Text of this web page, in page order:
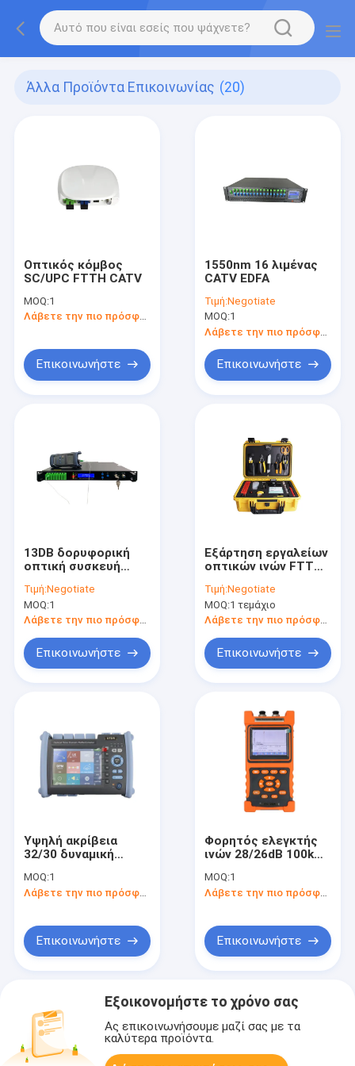
Άλλα Προϊόντα Επικοινωνίας (20)
Οπτικός κόμβος
SC/UPC FTTH CATV
MOQ:1
Λάβετε την πιο πρόσφατη τιμή
Επικοινωνήστε
1550nm 16 λιμένας
CATV EDFA
Τιμή:Negotiate
MOQ:1
Επικοινωνήστε
13DB δορυφορική
οπτική συσκευή
CATV
Τιμή:Negotiate
MOQ:1
Λάβετε την πιο πρόσφατη τιμή
Επικοινωνήστε
Εξάρτηση εργαλείων
οπτικών ινών FTTH
Τιμή:Negotiate
MOQ:1 τεμάχιο
Επικοινωνήστε
Υψηλή ακρίβεια
32/30 δυναμική
Reflectometer
χρονικών περιοχών
MOQ:1
Λάβετε την πιο πρόσφατη τιμή
Επικοινωνήστε
Φορητός ελεγκτής
ινών 28/26dB 100km
MOQ:1
Επικοινωνήστε
Εξοικονομήστε το χρόνο σας
Ας επικοινωνήσουμε μαζί σας με τα
καλύτερα προϊόντα.